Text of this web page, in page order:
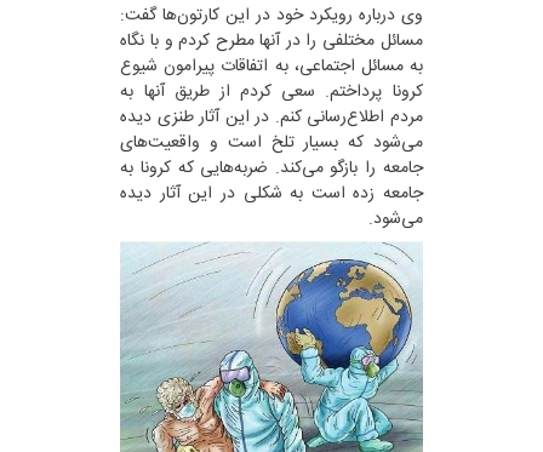
وی درباره رویکرد خود در این کارتون‌ها گفت:
مسائل مختلفی را در آنها مطرح کردم و با نگاه
به مسائل اجتماعی، به اتفاقات پیرامون شیوع
کرونا پرداختم. سعی کردم از طریق آنها به
مردم اطلاع‌رسانی کنم. در این آثار طنزی دیده
می‌شود که بسیار تلخ است و واقعیت‌های
جامعه را بازگو می‌کند. ضربه‌هایی که کرونا به
جامعه زده است به شکلی در این آثار دیده
می‌شود.